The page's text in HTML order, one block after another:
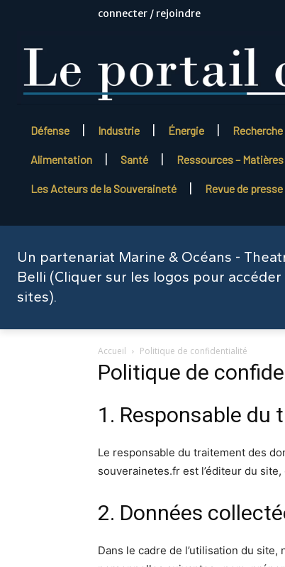
connecter / rejoindre
Défense Industrie Énergie
Alimentation Santé Ressources –
Les Acteurs de la Souveraineté Revue de presse
Un partenariat Marine & Océans -
Belli (Cliquer sur les logos pour accéder
sites).
Accueil Politique de confidentialité
Politique de
1. Responsable du
Le responsable du traitement des
souverainetes.fr est l’éditeur du
2. Données
Dans le cadre de l’utilisation du